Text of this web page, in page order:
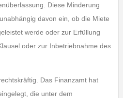
Diese Minderung
davon ein, ob die Miete
werde oder zur Erfüllung
oder zur Inbetriebnahme des
Das Finanzamt hat
die unter dem